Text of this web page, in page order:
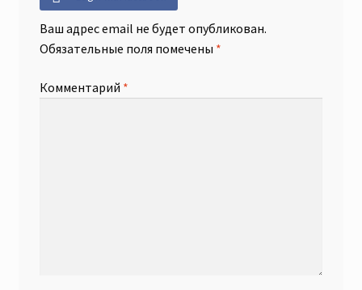
Ваш адрес email не будет опубликован.
Обязательные поля помечены *
Комментарий *